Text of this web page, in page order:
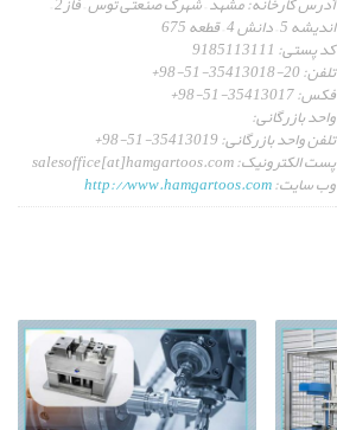
اندیشه 5 – دانش 4 – قطعه 675
کد پستی: 9185113111
تلفن: 20-35413018-51-98+
فکس: 35413017-51-98+
واحد بازرگانی:
تلفن واحد بازرگانی: 35413019-51-98+
پست الکترونيک: salesoffice[at]hamgartoos.com
وب سایت:http://www.hamgartoos.com